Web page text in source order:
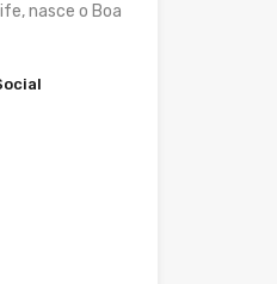
nasce o Boa